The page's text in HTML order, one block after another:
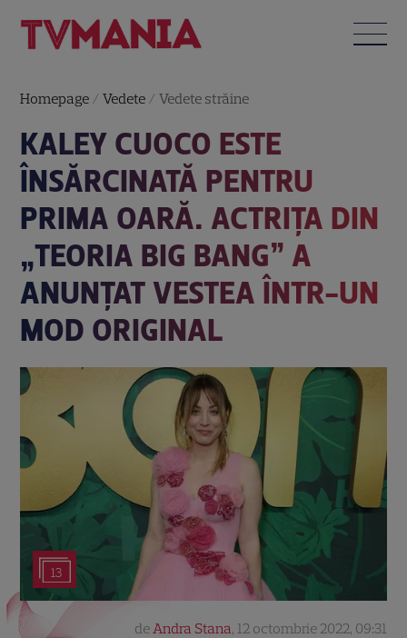
Homepage /Vedete /Vedete străine
KALEY CUOCO ESTE
ÎNSĂRCINATĂ PENTRU
PRIMA OARĂ. ACTRIȚA DIN
„TEORIA BIG BANG” A
ANUNȚAT VESTEA ÎNTR-UN
MOD ORIGINAL
13
deAndra Stana, 12 octombrie 2022, 09:31